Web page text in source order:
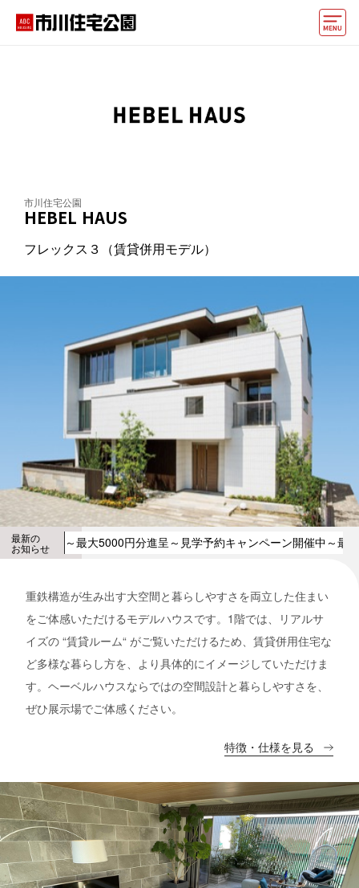
アクセス
ABCハウジングトップ
マイページ アカウント登録
市川住宅公園
HEBEL HAUS
フレックス３（賃貸併用モデル）
最新の
お知らせ ～最大5000円分進呈～見学予約キャンペーン開催中 ～最
重鉄構造が生み出す大空間と暮らしやすさを両立した住まい
をご体感いただけるモデルハウスです。1階では、リアルサ
イズの “賃貸ルーム“ がご覧いただけるため、賃貸併用住宅な
ど多様な暮らし方を、より具体的にイメージしていただけま
す。ヘーベルハウスならではの空間設計と暮らしやすさを、
ぜひ展示場でご体感ください。
特徴・仕様を見る